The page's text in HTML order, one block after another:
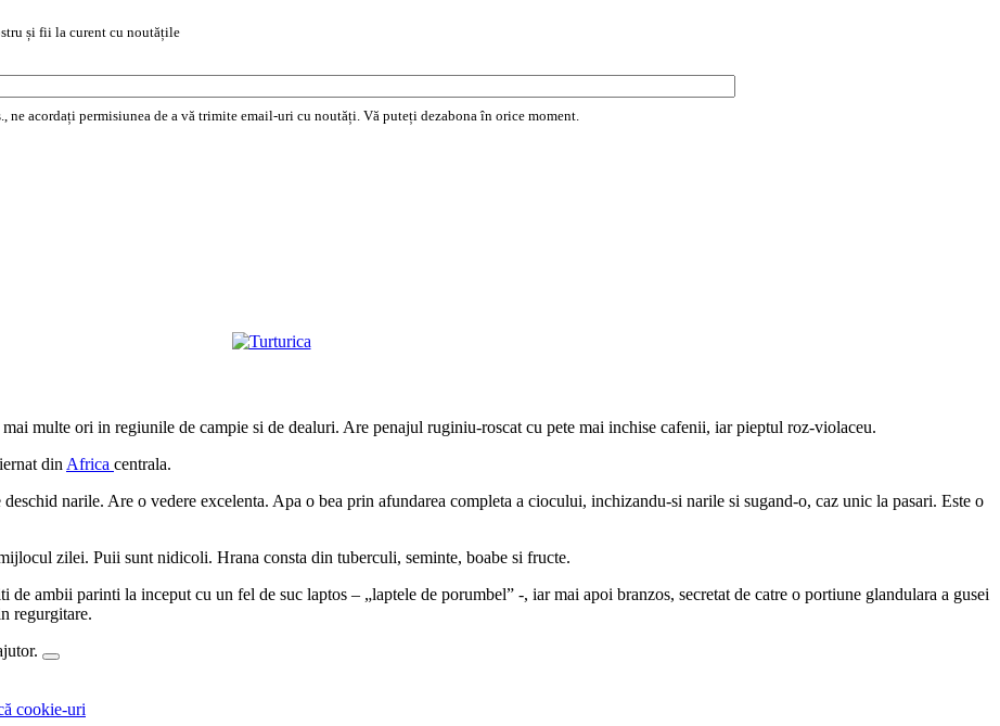
și fii la curent cu noutățile
ne acordați permisiunea de a vă trimite email-uri cu noutăți. Vă puteți dezabona în orice moment.
multe ori in regiunile de campie si de dealuri. Are penajul ruginiu-roscat cu pete mai inchise cafenii, iar pieptul roz-violaceu.
din Africa centrala.
narile. Are o vedere excelenta. Apa o bea prin afundarea completa a ciocului, inchizandu-si narile si sugand-o, caz unic la pasari. Este o
zilei. Puii sunt nidicoli. Hrana consta din tuberculi, seminte, boabe si fructe.
ambii parinti la inceput cu un fel de suc laptos – „laptele de porumbel” -, iar mai apoi branzos, secretat de catre o portiune glandulara a gusei
regurgitare.
cookie-uri